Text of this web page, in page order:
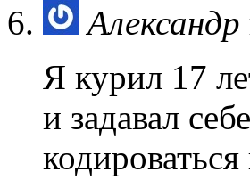
Александр
Я курил 17
и задавал